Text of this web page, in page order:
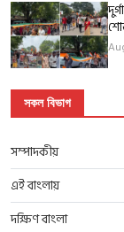
সকল বিভাগ
সম্পাদকীয়
এই বাংলায়
দক্ষিণ বাংলা